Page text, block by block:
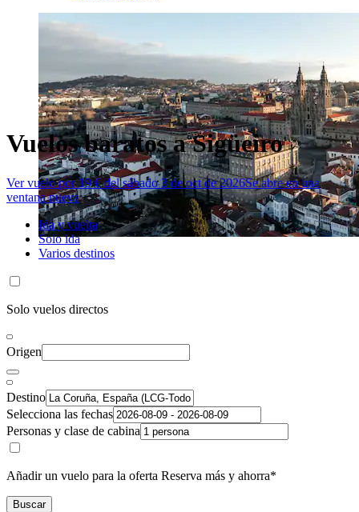
Vuelos baratos a Sigüeiro
Ver vuelo por 19 € del sábado 3 de oct de 2026Se abre en una
ventana nueva
Ida y vuelta
Solo ida
Varios destinos
Solo vuelos directos
Origen
Destino
Selecciona las fechas
Personas y clase de cabina
Añadir un vuelo para la oferta Reserva más y ahorra*
Buscar